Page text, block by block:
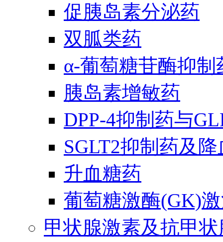
促胰岛素分泌药
双胍类药
α-葡萄糖苷酶抑制
胰岛素增敏药
DPP-4抑制药与
SGLT2抑制药及
升血糖药
葡萄糖激酶(GK)
甲状腺激素及抗甲